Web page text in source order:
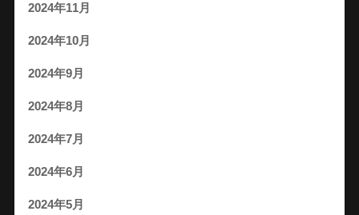
2024年11月
2024年10月
2024年9月
2024年8月
2024年7月
2024年6月
2024年5月